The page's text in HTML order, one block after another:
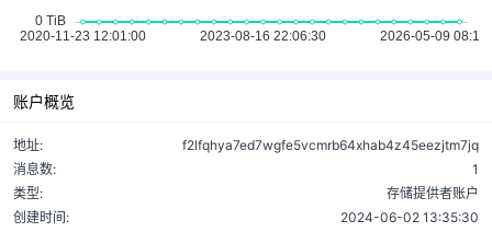
账户概览
地址:
f2lfqhya7ed7wgfe5vcmrb64xhab4z45eezjtm7jq
消息数:
1
类型:
存储提供者账户
创建时间:
2024-06-02 13:35:30